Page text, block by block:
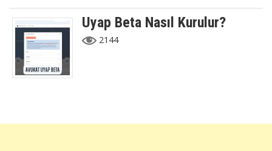
Uyap Beta Nasıl Kurulur?
2144